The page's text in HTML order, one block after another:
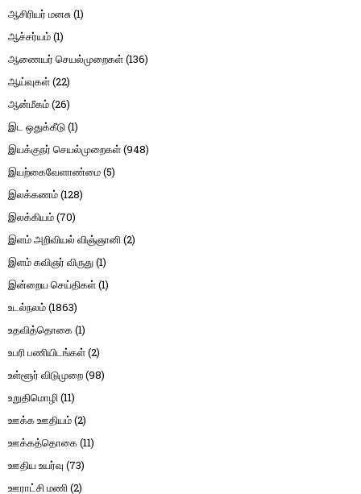
ஆசிரியர் மனசு(1)
ஆச்சர்யம்(1)
ஆணையர் செயல்முறைகள்(136)
ஆய்வுகள்(22)
ஆன்மீகம்(26)
இட ஒதுக்கீடு(1)
இயக்குநர் செயல்முறைகள்(948)
இயற்கைவேளாண்மை(5)
இலக்கணம்(128)
இலக்கியம்(70)
இளம் அறிவியல் விஞ்ஞானி(2)
இளம் கவிஞர் விருது(1)
இன்றைய செய்திகள்(1)
உடல்நலம்(1863)
உதவித்தொகை(1)
உபரி பணியிடங்கள்(2)
உள்ளூர் விடுமுறை(98)
உறுதிமொழி(11)
ஊக்க ஊதியம்(2)
ஊக்கத்தொகை(11)
ஊதிய உயர்வு (73)
ஊராட்சி மணி(2)